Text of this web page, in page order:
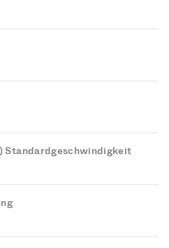
Standardgeschwindigkeit